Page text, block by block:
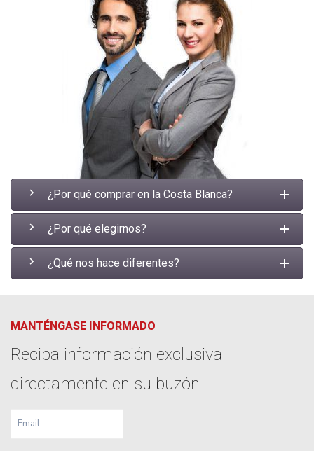
¿Por qué comprar en la Costa Blanca?
¿Por qué elegirnos?
¿Qué nos hace diferentes?
MANTÉNGASE INFORMADO
Reciba información exclusiva
directamente en su buzón